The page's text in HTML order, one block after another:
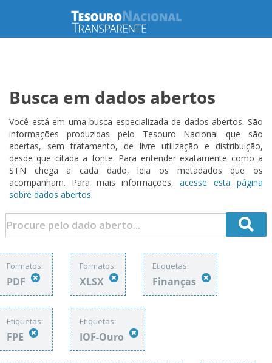
Busca em dados abertos
Você está em uma busca especializada de dados abertos. São
informações produzidas pelo Tesouro Nacional que são
abertas, sem tratamento, de livre utilização e distribuição,
desde que citada a fonte. Para entender exatamente como a
STN chega a cada dado, leia os metadados que os
acompanham. Para mais informações,acesse esta página
sobre dados abertos.
Formatos:
PDF
Formatos:
XLSX
Etiquetas:
Finanças
Etiquetas:
FPE
Etiquetas:
IOF-Ouro